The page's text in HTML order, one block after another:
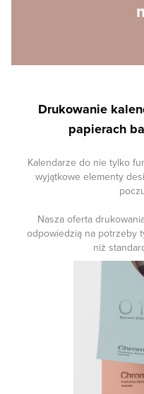
Drukowanie
papierach
Kalendarze do nie tylko
wyjątkowe elementy
Nasza oferta
odpowiedzią na potrzeby
niż